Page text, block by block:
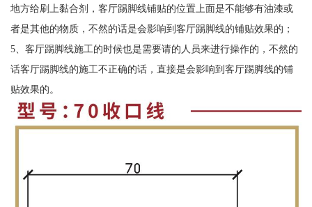
地方给刷上黏合剂，客厅踢脚线铺贴的位置上面是不能够有油漆或
者是其他的物质，不然的话是会影响到客厅踢脚线的铺贴效果的；
5、客厅踢脚线施工的时候也是需要请的人员来进行操作的，不然的
话客厅踢脚线的施工不正确的话，直接是会影响到客厅踢脚线的铺
贴效果的。